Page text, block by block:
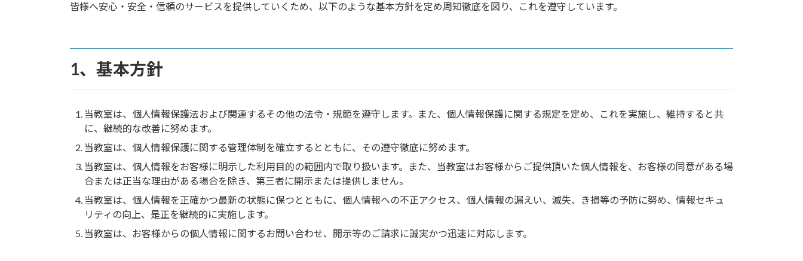
皆様へ安心・安全・信頼のサービスを提供していくため、以下のような基本方針を定め周知徹底を図り、これを遵守しています。
1、基本方針
当教室は、個人情報保護法および関連するその他の法令・規範を遵守します。また、個人情報保護に関する規定を定め、これを実施し、維持すると共
に、継続的な改善に努めます。
当教室は、個人情報保護に関する管理体制を確立するとともに、その遵守徹底に努めます。
当教室は、個人情報をお客様に明示した利用目的の範囲内で取り扱います。また、当教室はお客様からご提供頂いた個人情報を、お客様の同意がある場
合または正当な理由がある場合を除き、第三者に開示または提供しません。
当教室は、個人情報を正確かつ最新の状態に保つとともに、個人情報への不正アクセス、個人情報の漏えい、滅失、き損等の予防に努め、情報セキュ
リティの向上、是正を継続的に実施します。
当教室は、お客様からの個人情報に関するお問い合わせ、開示等のご請求に誠実かつ迅速に対応します。